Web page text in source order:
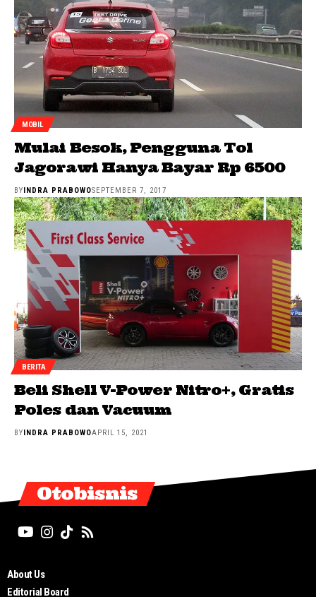
MOBIL
Mulai Besok, Pengguna Tol
Jagorawi Hanya Bayar Rp 6500
BY INDRA PRABOWOSEPTEMBER 7, 2017
BERITA
Beli Shell V-Power Nitro+, Gratis
Poles dan Vacuum
BY INDRA PRABOWOAPRIL 15, 2021
Otobisnis
About Us
Editorial Board